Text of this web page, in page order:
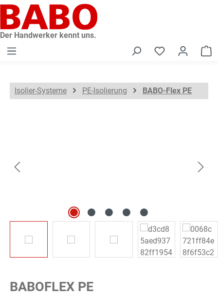
springen
Der Handwerker kennt uns.
Isolier-Systeme PE-Isolierung BABO-Flex PE
BABOFLEX PE